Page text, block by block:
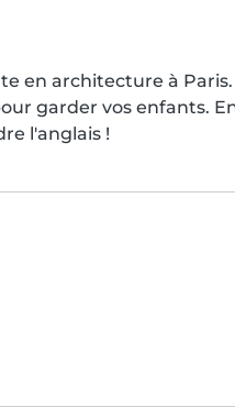
en architecture à
garder vos enfants.
l'anglais !